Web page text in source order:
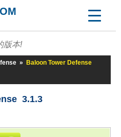
版本!
»
Baloon Tower Defense
3.1.3